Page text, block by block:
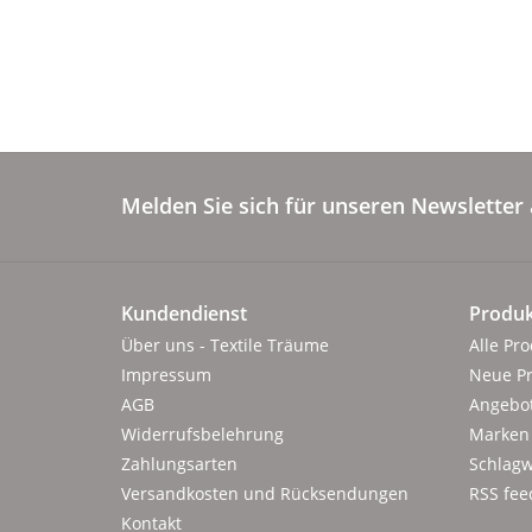
Melden Sie sich für unseren Newsletter
Kundendienst
Über uns - Textile Träume
Impressum
AGB
Widerrufsbelehrung
Zahlungsarten
Versandkosten und Rücksendungen
Kontakt
Alle
Neue
Marken
RSS